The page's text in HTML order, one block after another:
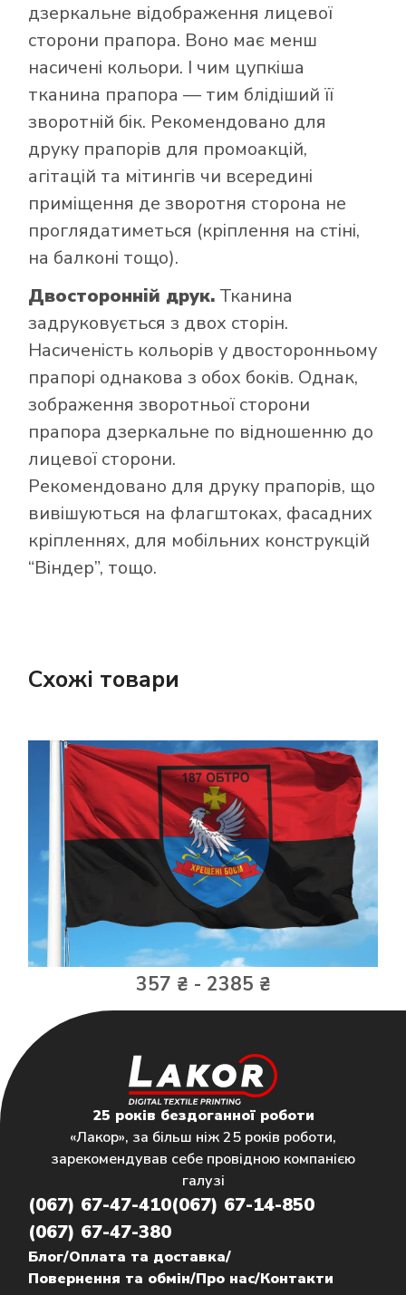
дзеркальне відображення лицевої
сторони прапора. Воно має менш
насичені кольори. І чим цупкіша
тканина прапора — тим блідіший її
зворотній бік. Рекомендовано для
друку прапорів для промоакцій,
агітацій та мітингів чи всередині
приміщення де зворотня сторона не
проглядатиметься (кріплення на стіні,
на балконі тощо).
Двосторонній друк. Тканина
задруковується з двох сторін.
Насиченість кольорів у двосторонньому
прапорі однакова з обох боків. Однак,
зображення зворотньої сторони
прапора дзеркальне по відношенню до
лицевої сторони.
Рекомендовано для друку прапорів, що
вивішуються на флагштоках, фасадних
кріпленнях, для мобільних конструкцій
“Віндер”, тощо.
Схожі товари
357 ₴ - 2385 ₴
25 років бездоганної роботи
«Лакор», за більш ніж 25 років роботи,
зарекомендував себе провідною компанією
галузі
(067) 67-47-410(067) 67-14-850
(067) 67-47-380
Блог/Оплата та доставка/
Повернення та обмін/Про нас/Контакти